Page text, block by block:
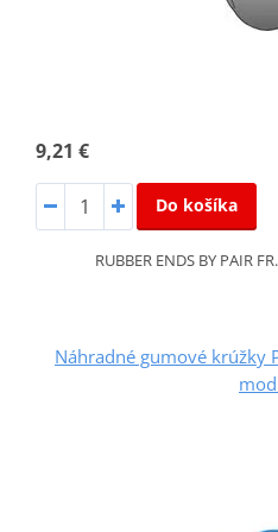
9,21 €
Do košíka
RUBBER ENDS BY PAIR
Náhradné gumové krúžky